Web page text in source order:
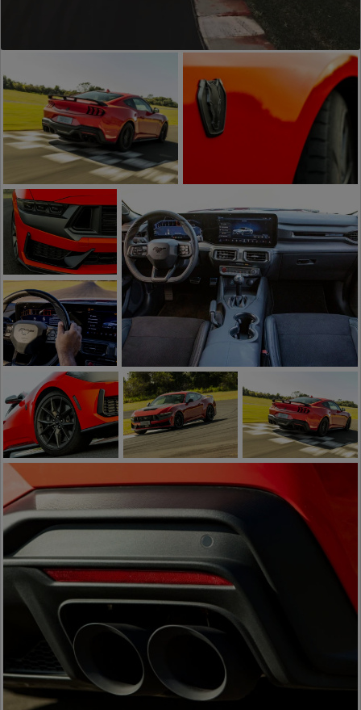
Performance
Incomparável
Emblema Exclusivo
Dark Horse
Design
Icônico Dark
Horse
Tecnologia
para Piloto
Bancos Esportivos em Couro e
Suede
Rodas de 19
polegadas
Performance
de Pista
Diferencial
Traseiro
TORSEN